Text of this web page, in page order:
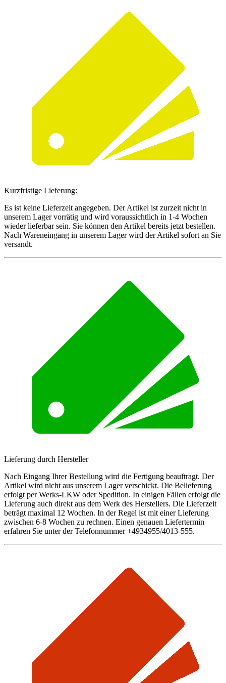
Kurzfristige Lieferung:
Es ist keine Lieferzeit angegeben. Der Artikel ist zurzeit nicht in
unserem Lager vorrätig und wird voraussichtlich in 1-4 Wochen
wieder lieferbar sein. Sie können den Artikel bereits jetzt bestellen.
Nach Wareneingang in unserem Lager wird der Artikel sofort an Sie
versandt.
Lieferung durch Hersteller
Nach Eingang Ihrer Bestellung wird die Fertigung beauftragt. Der
Artikel wird nicht aus unserem Lager verschickt. Die Belieferung
erfolgt per Werks-LKW oder Spedition. In einigen Fällen erfolgt die
Lieferung auch direkt aus dem Werk des Herstellers. Die Lieferzeit
beträgt maximal 12 Wochen. In der Regel ist mit einer Lieferung
zwischen 6-8 Wochen zu rechnen. Einen genauen Liefertermin
erfahren Sie unter der Telefonnummer +4934955/4013-555.